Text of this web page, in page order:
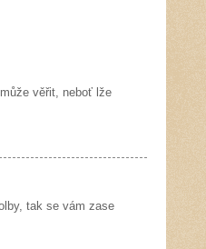
věřit, neboť lže
tak se vám zase